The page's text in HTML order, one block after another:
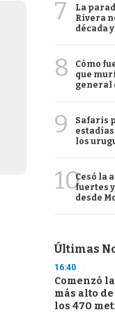
7
La
Rivera
década
8
Cómo
que
general
9
Safaris
estadías
los
10Cesó la
fuertes
desde
Últimas
16:40
Comenzó
más alto
los 470